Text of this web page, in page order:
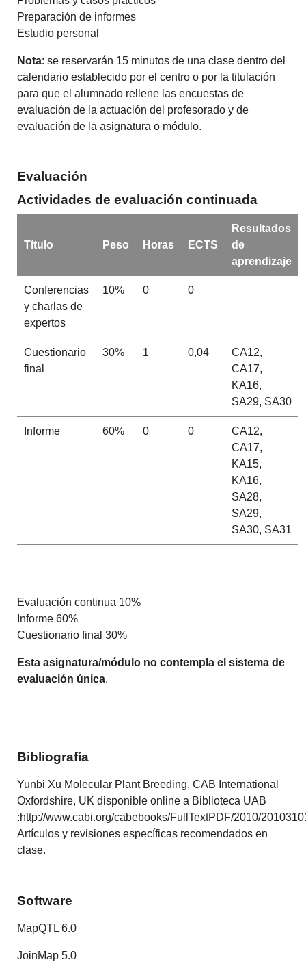
Preparación de informes
Estudio personal
Nota: se reservarán 15 minutos de una clase dentro del
calendario establecido por el centro o por la titulación
para que el alumnado rellene las encuestas de
evaluación de la actuación del profesorado y de
evaluación de la asignatura o módulo.
Evaluación
Actividades de evaluación continuada
Título Peso Horas ECTS
Resultados
de
aprendizaje
Conferencias
y charlas de
expertos
10% 0 0
Cuestionario
final
30% 1 0,04
CA12,
CA17,
KA16,
SA29, SA30
Informe 60% 0 0
CA12,
CA17,
KA15,
KA16,
SA28,
SA29,
SA30, SA31
Evaluación continua 10%
Informe 60%
Cuestionario final 30%
Esta asignatura/módulo no contempla el sistema de
evaluación única.
Bibliografía
Yunbi Xu Molecular Plant Breeding. CAB International
Oxfordshire, UK disponible online a Biblioteca UAB
:http://www.cabi.org/cabebooks/FullTextPDF/2010/
Artículos y revisiones específicas recomendados en
clase.
Software
MapQTL 6.0
JoinMap 5.0